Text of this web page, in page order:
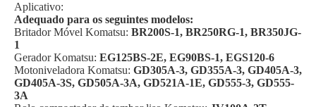
Aplicativo:
Adequado para os seguintes modelos:
Britador Móvel Komatsu: BR200S-1, BR250RG-1, BR350JG-
1
Gerador Komatsu: EG125BS-2E, EG90BS-1, EGS120-6
Motoniveladora Komatsu: GD305A-3, GD355A-3, GD405A-3,
GD405A-3S, GD505A-3A, GD521A-1E, GD555-3, GD555-
3A